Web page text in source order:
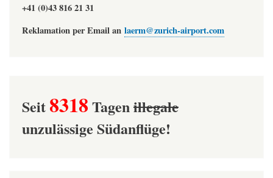
+41 (0)43 816 21 31
Reklamation per Email an laerm@zurich-airport.com
Seit 8318 Tagenillegale
unzulässige Südanflüge!